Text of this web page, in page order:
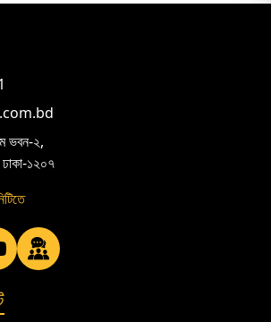
ভবন-২,
ঢাকা-১২০৭